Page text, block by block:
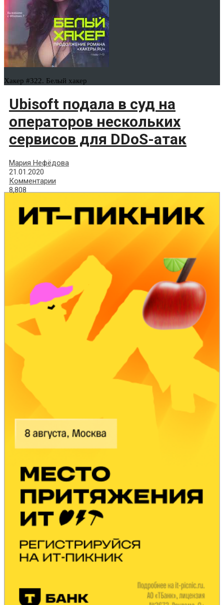
Хакер #322. Белый хакер
Ubisoft подала в суд на
операторов нескольких
сервисов для DDoS-атак
Мария Нефёдова
21.01.2020
Комментарии
8,808